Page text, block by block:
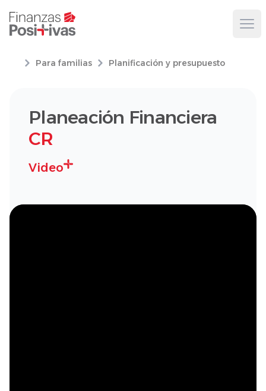
Para familias Planificación y presupuesto
Planeación Financiera
CR
Video